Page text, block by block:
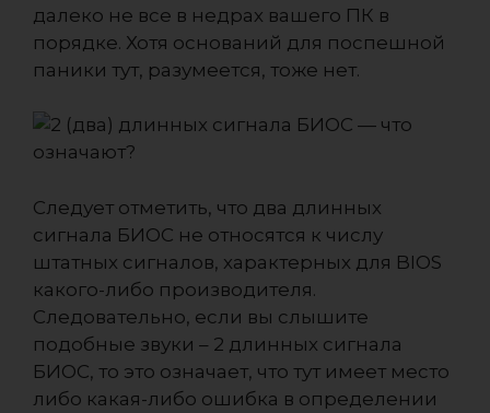
далеко не все в недрах вашего ПК в
порядке. Хотя оснований для поспешной
паники тут, разумеется, тоже нет.
Следует отметить, что два длинных
сигнала БИОС не относятся к числу
штатных сигналов, характерных для BIOS
какого-либо производителя.
Следовательно, если вы слышите
подобные звуки – 2 длинных сигнала
БИОС, то это означает, что тут имеет место
либо какая-либо ошибка в определении